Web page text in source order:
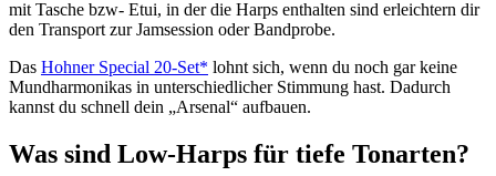
mit Tasche bzw- Etui, in der die Harps enthalten sind erleichtern dir
den Transport zur Jamsession oder Bandprobe.
Das Hohner Special 20-Set* lohnt sich, wenn du noch gar keine
Mundharmonikas in unterschiedlicher Stimmung hast. Dadurch
kannst du schnell dein „Arsenal“ aufbauen.
Was sind Low-Harps für tiefe Tonarten?